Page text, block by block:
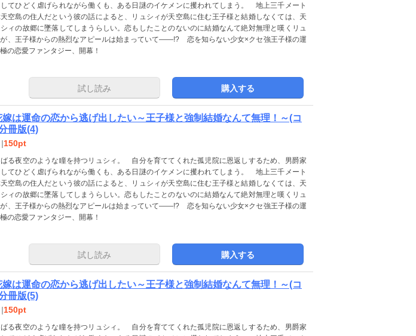
てひどく虐げられながら働くも、ある日謎のイケメンに攫われてしまう。 地上三千メート
空島の住人だという彼の話によると、リュシィが天空島に住む王子様と結婚しなくては、天
ィの故郷に墜落してしまうらしい。恋もしたことのないのに結婚なんて絶対無理と嘆くリュ
が、王子様からの熱烈なアピールは始まっていて――!? 恋を知らない少女×クセ強王子様の運
の恋愛ファンタジー、開幕！
試し読み 購入する
は運命の恋から逃げ出したい～王子様と強制結婚なんて無理！～(コ
冊版(4)
150pt
る夜空のような瞳を持つリュシィ。 自分を育ててくれた孤児院に恩返しするため、男爵家
てひどく虐げられながら働くも、ある日謎のイケメンに攫われてしまう。 地上三千メート
空島の住人だという彼の話によると、リュシィが天空島に住む王子様と結婚しなくては、天
ィの故郷に墜落してしまうらしい。恋もしたことのないのに結婚なんて絶対無理と嘆くリュ
が、王子様からの熱烈なアピールは始まっていて――!? 恋を知らない少女×クセ強王子様の運
の恋愛ファンタジー、開幕！
試し読み 購入する
は運命の恋から逃げ出したい～王子様と強制結婚なんて無理！～(コ
冊版(5)
150pt
る夜空のような瞳を持つリュシィ。 自分を育ててくれた孤児院に恩返しするため、男爵家